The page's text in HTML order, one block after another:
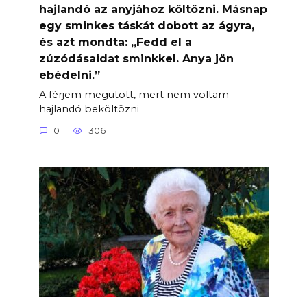
hajlandó az anyjához költözni. Másnap
egy sminkes táskát dobott az ágyra,
és azt mondta: „Fedd el a
zúzódásaidat sminkkel. Anya jön
ebédelni.”
A férjem megütött, mert nem voltam
hajlandó beköltözni
0 306